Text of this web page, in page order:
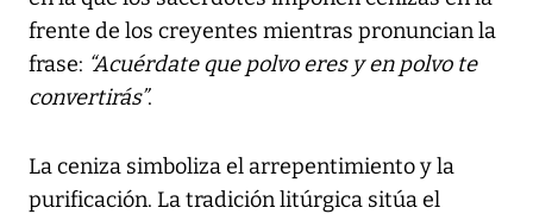
frente de los creyentes mientras pronuncian la
frase: “Acuérdate que polvo eres y en polvo te
convertirás”.
La ceniza simboliza el arrepentimiento y la
purificación. La tradición litúrgica sitúa el